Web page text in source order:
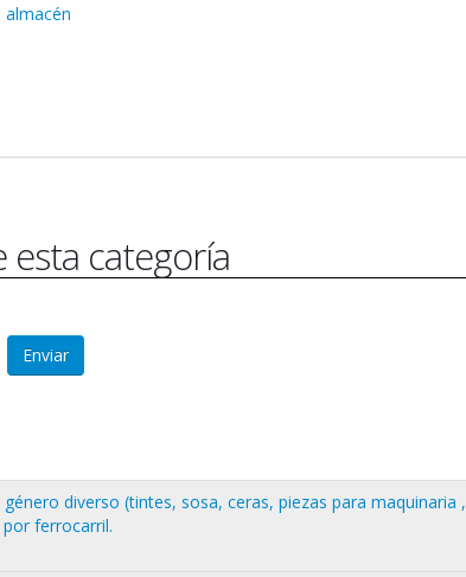
almacén
categoría
diverso (tintes, sosa, ceras, piezas para maquinaria ,
ferrocarril.